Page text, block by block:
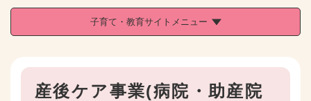
子育て・教育サイトメニュー
本
産後ケア事業(病院・助産院